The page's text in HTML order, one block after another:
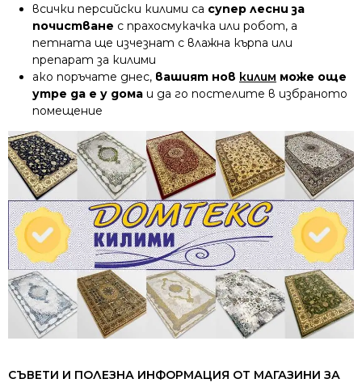
всички персийски килими са супер лесни за
почистване с прахосмукачка или робот, а
петната ще изчезнат с влажна кърпа или
препарат за килими
ако поръчате днес, вашият нов килим може още
утре да е у дома и да го постелите в избраното
помещение
СЪВЕТИ И ПОЛЕЗНА ИНФОРМАЦИЯ ОТ МАГАЗИНИ ЗА